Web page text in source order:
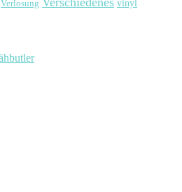
Verlosung vinyl